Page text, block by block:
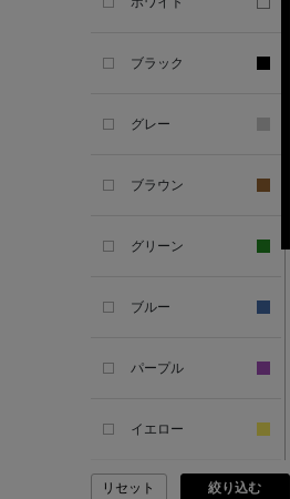
ブラック
グレー
ブラウン
グリーン
ブルー
パープル
イエロー
ピンク
リセット 絞り込む